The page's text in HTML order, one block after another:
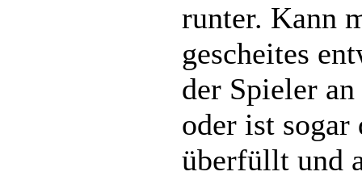
runter. Kann
gescheites
der Spieler
oder ist sogar
überfüllt und